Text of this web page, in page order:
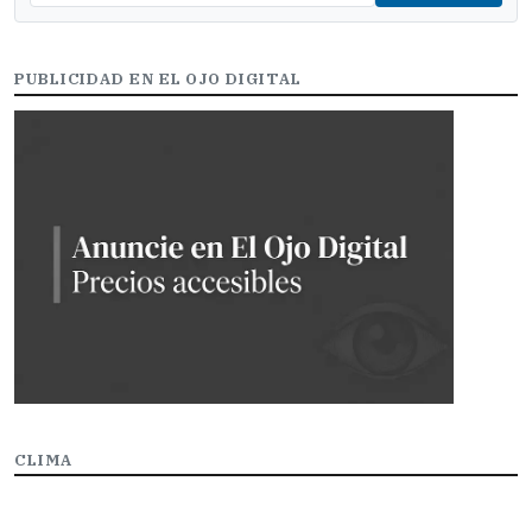
PUBLICIDAD EN EL OJO DIGITAL
CLIMA